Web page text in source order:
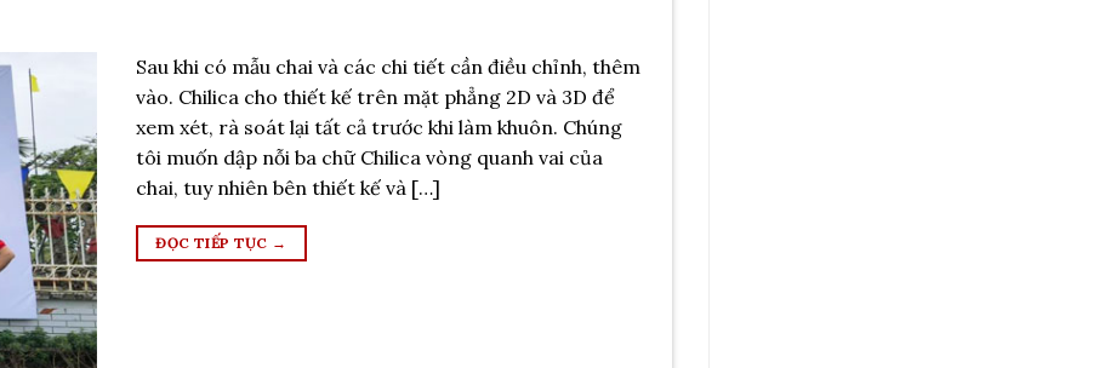
Sau khi có mẫu chai và các chi tiết cần điều chỉnh, thêm
vào. Chilica cho thiết kế trên mặt phẳng 2D và 3D để
xem xét, rà soát lại tất cả trước khi làm khuôn. Chúng
tôi muốn dập nỗi ba chữ Chilica vòng quanh vai của
chai, tuy nhiên bên thiết kế và […]
ĐỌC TIẾP TỤC →